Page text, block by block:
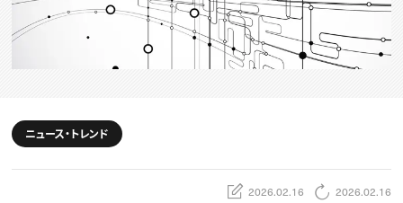
クリエイター求人を探す
CREATIVE JOB求人検索
スキルアップしたい！
デザイン
TOP Creator’s コラム
ニュース・トレンド
2026.02.16 2026.02.16